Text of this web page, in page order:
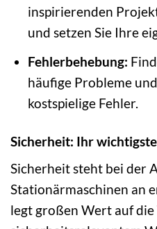
inspirierenden
und setzen Sie Ihre
Fehlerbehebung:
häufige Probleme
kostspielige Fehler.
Sicherheit: Ihr
Sicherheit steht bei der
Stationärmaschinen an
legt großen Wert auf